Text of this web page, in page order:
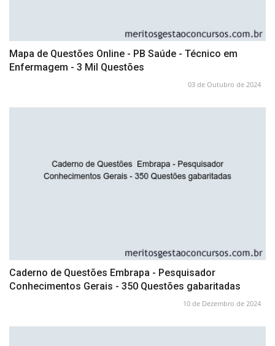
Mapa de Questões Online - PB Saúde - Técnico em
Enfermagem - 3 Mil Questões
03 de Outubro de 2024
Caderno de Questões Embrapa - Pesquisador
Conhecimentos Gerais - 350 Questões gabaritadas
10 de Dezembro de 2024